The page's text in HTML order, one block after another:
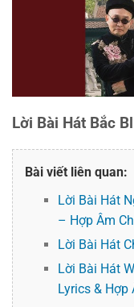
Lời Bài Hát Bắc
Bài viết liên quan:
Lời Bài Hát
– Hợp Âm
Lời Bài Hát
Lời Bài Hát
Lyrics & Hợp